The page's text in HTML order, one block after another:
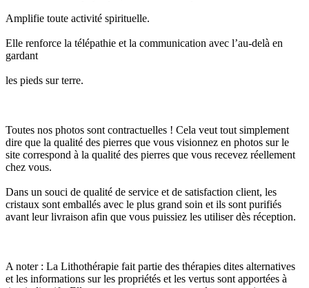
Amplifie toute activité spirituelle.
Elle renforce la télépathie et la communication avec l’au-delà en
gardant
les pieds sur terre.
Toutes nos photos sont contractuelles ! Cela veut tout simplement
dire que la qualité des pierres que vous visionnez en photos sur le
site correspond à la qualité des pierres que vous recevez réellement
chez vous.
Dans un souci de qualité de service et de satisfaction client, les
cristaux sont emballés avec le plus grand soin et ils sont purifiés
avant leur livraison afin que vous puissiez les utiliser dès réception.
A noter : La Lithothérapie fait partie des thérapies dites alternatives
et les informations sur les propriétés et les vertus sont apportées à